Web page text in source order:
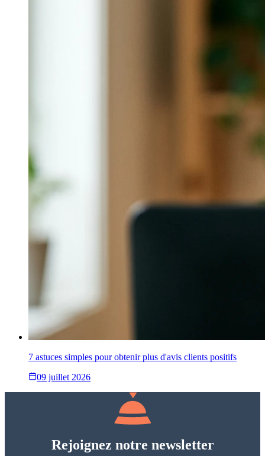
7 astuces simples pour obtenir plus d'avis clients positifs
09 juillet 2026
Rejoignez notre newsletter